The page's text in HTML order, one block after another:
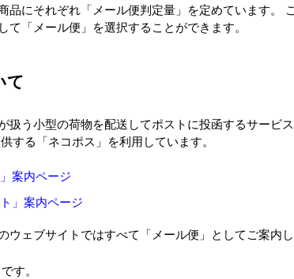
品にそれぞれ「メール便判定量」を定めています。
て「メール便」を選択することができます。
て
扱う小型の荷物を配送してポストに投函するサービ
する「ネコポス」を利用しています。
案内ページ
」案内ページ
ウェブサイトではすべて「メール便」としてご案内し
す。